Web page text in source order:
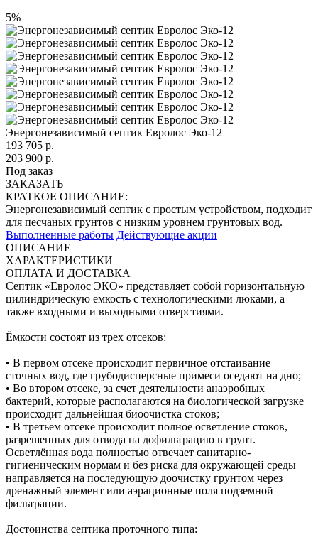
5%
Энергонезависимый септик Евролос Эко-12
193 705 р.
203 900 р.
Под заказ
ЗАКАЗАТЬ
КРАТКОЕ ОПИСАНИЕ:
Энергонезависимый септик с простым устройством, подходит
для песчаных грунтов с низким уровнем грунтовых вод.
Выполненные работы Действующие акции
ОПИСАНИЕ
ХАРАКТЕРИСТИКИ
ОПЛАТА И ДОСТАВКА
Септик «Евролос ЭКО» представляет собой горизонтальную
цилиндрическую емкость с технологическими люками, а
также входными и выходными отверстиями.
Ёмкости состоят из трех отсеков:
• В первом отсеке происходит первичное отстаивание
сточных вод, где грубодисперсные примеси оседают на дно;
• Во втором отсеке, за счет деятельности анаэробных
бактерий, которые располагаются на биологической загрузке
происходит дальнейшая биоочистка стоков;
• В третьем отсеке происходит полное осветление стоков,
разрешенных для отвода на дофильтрацию в грунт.
Осветлённая вода полностью отвечает санитарно-
гигиеническим нормам и без риска для окружающей среды
направляется на последующую доочистку грунтом через
дренажный элемент или аэрационные поля подземной
фильтрации.
Достоинства септика проточного типа: